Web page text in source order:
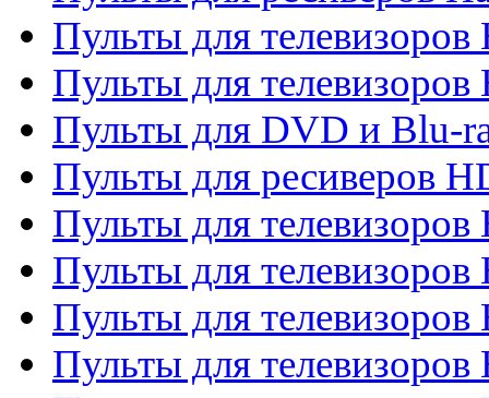
Пульты для телевизоров
Пульты для телевизоров
Пульты для DVD и Blu-
Пульты для ресиверов
Пульты для
Пульты для телевизоров
Пульты для телевизоров
Пульты для телевизоров